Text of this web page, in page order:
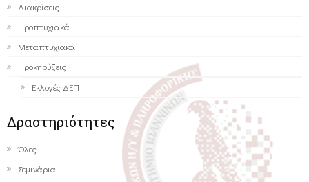
Διακρίσεις
Προπτυχιακά
Μεταπτυχιακά
Προκηρύξεις
Εκλογές ΔΕΠ
Δραστηριότητες
Όλες
Σεμινάρια